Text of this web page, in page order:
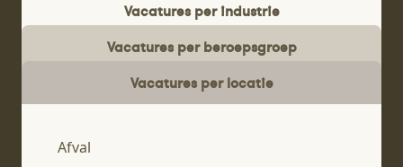
Vacatures per industrie
Vacatures per beroepsgroep
Vacatures per locatie
Afval